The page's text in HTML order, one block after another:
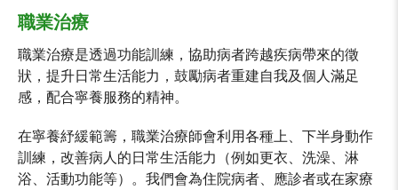
職業治療
職業治療是透過功能訓練，協助病者跨越疾病帶來的徵
狀，提升日常生活能力，鼓勵病者重建自我及個人滿足
感，配合寧養服務的精神。
在寧養紓緩範籌，職業治療師會利用各種上、下半身動作
訓練，改善病人的日常生活能力（例如更衣、洗澡、淋
浴、活動功能等）。我們會為住院病者、應診者或在家療